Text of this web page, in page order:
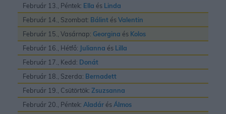
Február 13., Péntek: Ella és Linda
Február 14., Szombat: Bálint ésValentin
Február 15., Vasárnap: Georgina és Kolos
Február 16., Hétfő: Julianna és Lilla
Február 17., Kedd: Donát
Február 18., Szerda: Bernadett
Február 19., Csütörtök: Zsuzsanna
Február 20., Péntek: Aladár ésÁlmos